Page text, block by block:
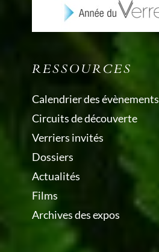
RESSOURCES
Calendrier des évènements
Circuits de découverte
Verriers invités
Dossiers
Actualités
Films
Archives des expos